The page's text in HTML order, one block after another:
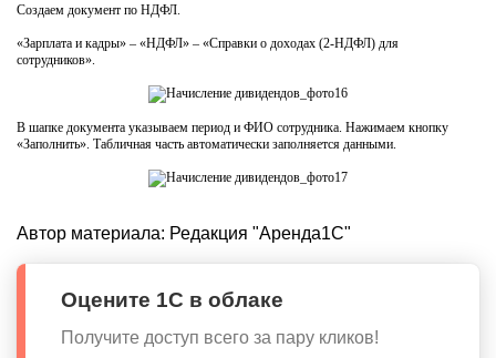
Создаем документ по НДФЛ.
«Зарплата и кадры» – «НДФЛ» – «Справки о доходах (2-НДФЛ) для
сотрудников».
В шапке документа указываем период и ФИО сотрудника. Нажимаем кнопку
«Заполнить». Табличная часть автоматически заполняется данными.
Автор материала: Редакция "Аренда1С"
Оцените 1С в облаке
Получите доступ всего за пару кликов!